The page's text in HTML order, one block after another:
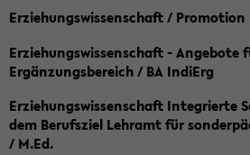
Erziehungswissenschaft / Promotion
Erziehungswissenschaft - Angebote
Ergänzungsbereich / BA IndiErg
Erziehungswissenschaft Integrierte
dem Berufsziel Lehramt für
/ M.Ed.